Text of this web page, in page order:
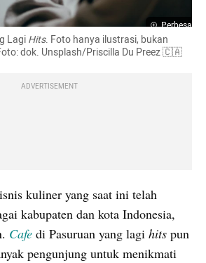
Perbesar
Lagi Hits. Foto hanya ilustrasi, bukan
dok. Unsplash/Priscilla Du Preez 🇨🇦
ADVERTISEMENT
kuliner yang saat ini telah
kabupaten dan kota Indonesia,
Cafe di Pasuruan yang lagi hits pun
pengunjung untuk menikmati